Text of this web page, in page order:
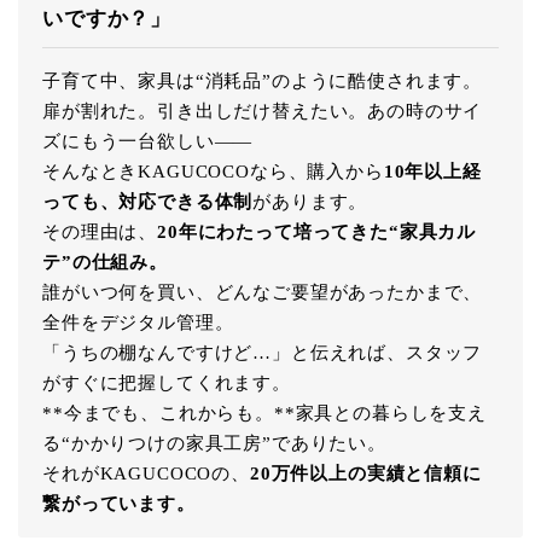
いですか？」
子育て中、家具は“消耗品”のように酷使されます。
扉が割れた。引き出しだけ替えたい。あの時のサイ
ズにもう一台欲しい――
そんなときKAGUCOCOなら、購入から 10年以上経
っても、対応できる体制 があります。
その理由は、20年にわたって培ってきた“家具カル
テ”の仕組み。
誰がいつ何を買い、どんなご要望があったかまで、
全件をデジタル管理。
「うちの棚なんですけど…」と伝えれば、スタッフ
がすぐに把握してくれます。
**今までも、これからも。**家具との暮らしを支え
る“かかりつけの家具工房”でありたい。
それがKAGUCOCOの、 20万件以上の実績と信頼に
繋がっています。